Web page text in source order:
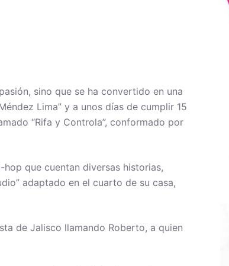
sino que se ha convertido en una
Lima” y a unos días de cumplir 15
“Rifa y Controla”, conformado por
que cuentan diversas historias,
adaptado en el cuarto de su casa,
de Jalisco llamando Roberto, a quien